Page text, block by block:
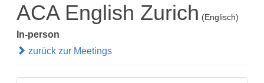
ACA English Zurich (Englisch)
In-person
zurück zur Meetings